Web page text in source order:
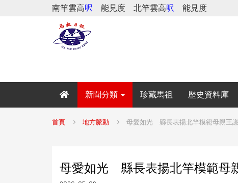
南竿雲高呎 能見度 北竿雲高呎 能見度
新聞分類 珍藏馬祖 歷史資料庫
首頁 地方脈動 母愛如光 縣長表揚北竿模範母親王
母愛如光 縣長表揚北竿模範母